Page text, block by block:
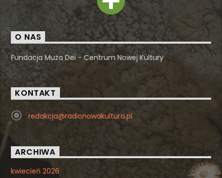
O NAS
Fundacja Muza Dei - Centrum Nowej Kultury
KONTAKT
redakcja@radionowakultura.pl
ARCHIWA
kwiecień 2026